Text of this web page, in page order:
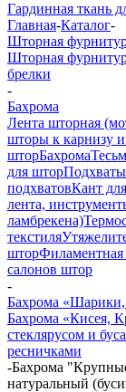
Гардинная ткань
Главная-Каталог-
Шторная
Шторная
брелки
-
Бахрома
Лента шторная
шторы к карнизу
шторБахрома
для штор
подхватовКант
лента,
ламбрекена)
текстиля
шторФиламентная
салонов штор
-
Бахрома
Бахрома «Кисея,
стеклярусом и
ресничками
-Бахрома
натуральный